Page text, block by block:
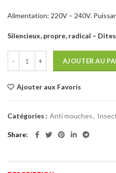
Alimentation: 220V – 240V.
Silencieux, propre, radical –
AJOUTER AU
Ajouter aux Favoris
Catégories : Anti mouches,
Share